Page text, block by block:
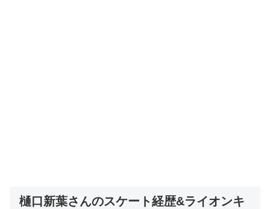
樋口新葉さんのスケート経歴&ライオンキ